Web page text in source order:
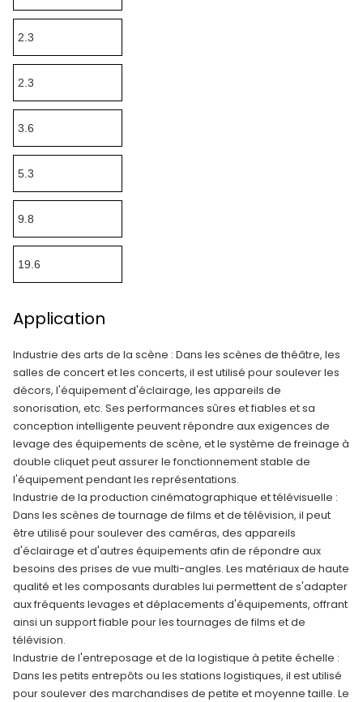
2.3
2.3
3.6
5.3
9.8
19.6
Application
Industrie des arts de la scène : Dans les scènes de théâtre, les
salles de concert et les concerts, il est utilisé pour soulever les
décors, l'équipement d'éclairage, les appareils de
sonorisation, etc. Ses performances sûres et fiables et sa
conception intelligente peuvent répondre aux exigences de
levage des équipements de scène, et le système de freinage à
double cliquet peut assurer le fonctionnement stable de
l'équipement pendant les représentations.
Industrie de la production cinématographique et télévisuelle :
Dans les scènes de tournage de films et de télévision, il peut
être utilisé pour soulever des caméras, des appareils
d'éclairage et d'autres équipements afin de répondre aux
besoins des prises de vue multi-angles. Les matériaux de haute
qualité et les composants durables lui permettent de s'adapter
aux fréquents levages et déplacements d'équipements, offrant
ainsi un support fiable pour les tournages de films et de
télévision.
Industrie de l'entreposage et de la logistique à petite échelle :
Dans les petits entrepôts ou les stations logistiques, il est utilisé
pour soulever des marchandises de petite et moyenne taille. Le